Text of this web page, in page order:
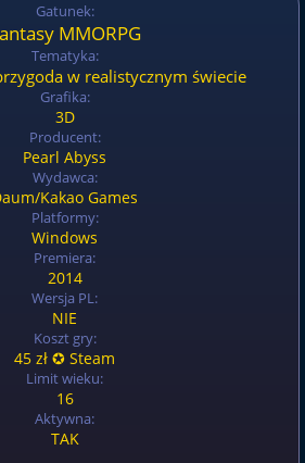
Gatunek:
MMORPG
Tematyka:
w realistycznym świecie
Grafika:
3D
Producent:
Pearl Abyss
Wydawca:
Kakao Games
Platformy:
Windows
Premiera:
2014
Wersja PL:
NIE
Koszt gry:
45 zł ✪ Steam
Limit wieku:
16
Aktywna:
TAK